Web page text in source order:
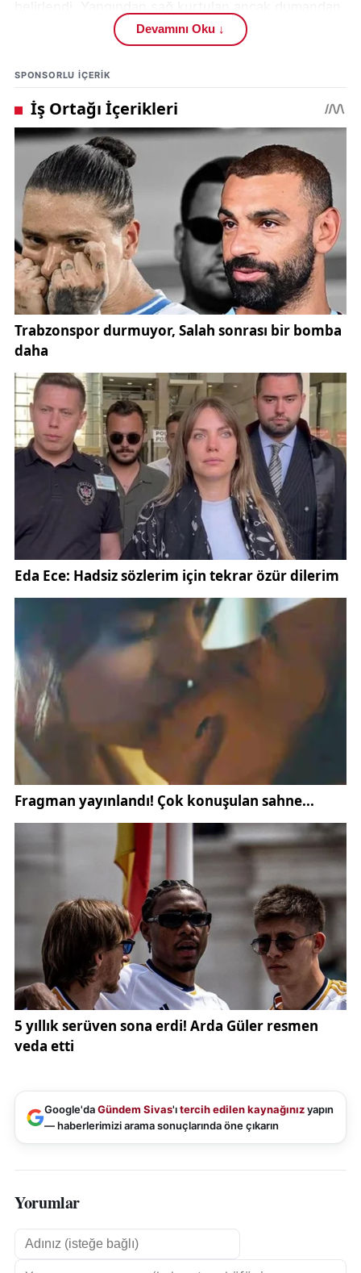
etkilenen 11 kedi ise acil müdahale gerektiren kritik
bir durumda bulundu.
Yangının sobadan kaynaklanan duman nedeniyle
meydana geldiği değerlendirilirken, olay yerine
ulaşan vatandaşların ihbarı üzerine durum yetkililere
bildirildi. Gelişmeler, başta
Sivas gündemolmak
üzere kentteki hayvan hakları savunucularının da
dikkatini çekti.
Yangın haberini alır almaz harekete geçen Veteriner
Hekim Hasan Aktaş ve Veteriner Hekim Atilla
Duldakir, ekip arkadaşlarıyla birlikte seferber oldu.
Dumandan etkilenen kediler, gönüllülük esasına
dayalı olarak kliniğe taşındı. İlk etapta üç kedinin acil
müdahale için kliniğe getirildiğini belirten Hasan
Aktaş, kısa sürede sayının arttığının anlaşılması
üzerine tüm ekibi topladıklarını ifade etti.
Aktaş, kedilerin karbonmonoksit zehirlenmesi
yaşadığını, bir kısmının kliniğe ulaşamadan hayatını
kaybettiğini belirtti. Yoğun bakım ünitesinde tedavi
altına alınan 11 kedinin sağlık durumlarının yakından
takip edildiğini vurguladı. Daha önce
sosyalleşmemiş, kapalı bir ortamda birlikte tutulan
kedilerin agresif davranışlar sergilemesinin
Veteriner Hekim Atilla Duldakir ise olayın boyutunu
öğrendiklerinde bunun bir afet niteliği taşıdığını
düşündüklerini dile getirdi. Gece saatlerinde gelen
ihbar üzerine tüm klinik çalışanlarının bir araya
gelerek yoğun bakım sürecini yönettiğini belirten
Duldakir, dumana en fazla maruz kalan bir kedinin
tedavisinin hâlen sürdüğünü söyledi.
Duldakir, sahipli ya da sahipsiz ayrımı yapmaksızın
kliniğe gelen her hayvanın sorumluluğunu
üstlendiklerini vurgulayarak, bu olayda da tüm
tedavi ve bakım masraflarını gönüllü olarak
karşıladıklarını ifade etti. İyileşen kedilerin aynı
ortama geri dönmesini istemediklerini belirten
Duldakir, sağlık kontrolleri tamamlanan hayvanların
sahiplendirilmesinin hedeflendiğini açıkladı.
Uzman veterinerler, birden fazla hayvanın kapalı
alanlarda tutulmasının ciddi riskler barındırdığına
dikkat çekti. Isınma amacıyla soba gibi yöntemlerin
artırıyor. Bu tür koşulların hayvanların davranışlarını
olumsuz etkilediği ve travmalara yol açtığı belirtildi.
Duldakir, toplumda hayvanlarla birlikte yaşama
kültürünün güçlenmesi gerektiğini vurgulayarak, “Bu
olduğunu anlatmak” dedi. Yetkililer ve vatandaşlar
için bilgilendirici çalışmaların önemine işaret eden
Devamını Oku ↓
SPONSORLU IÇERIK
Google'daGündem Sivas'ıtercih edilen kaynağınızyapın
— haberlerimizi arama sonuçlarında öne çıkarın
Yorumlar